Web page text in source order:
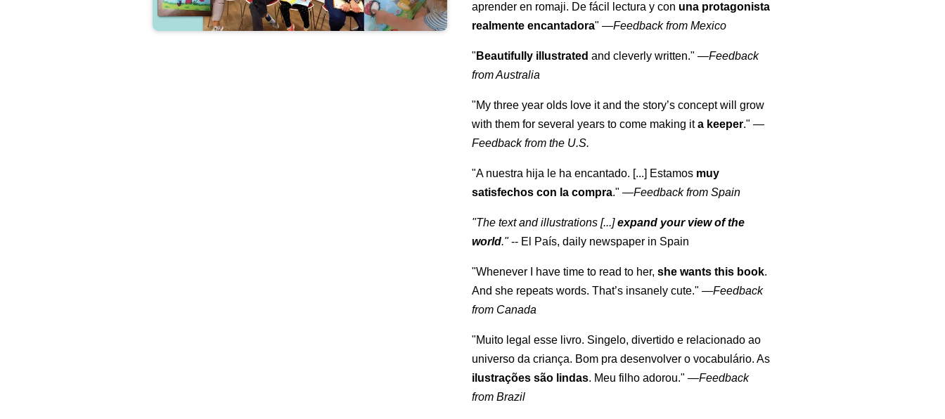
aprender en romaji. De fácil lectura y con una protagonista
realmente encantadora" —Feedback from Mexico
" Beautifully illustrated and cleverly written." —Feedback
from Australia
"My three year olds love it and the story’s concept will grow
with them for several years to come making ita keeper." —
Feedback from the U.S.
"A nuestra hija le ha encantado. [...] Estamos muy
satisfechos con la compra." —Feedback from Spain
"The text and illustrations [...]expand your view of the
world."-- El País, daily newspaper in Spain
"Whenever I have time to read to her,she wants this book.
And she repeats words. That’s insanely cute." —Feedback
from Canada
"Muito legal esse livro. Singelo, divertido e relacionado ao
universo da criança. Bom pra desenvolver o vocabulário. As
ilustrações são lindas. Meu filho adorou." —Feedback
from Brazil